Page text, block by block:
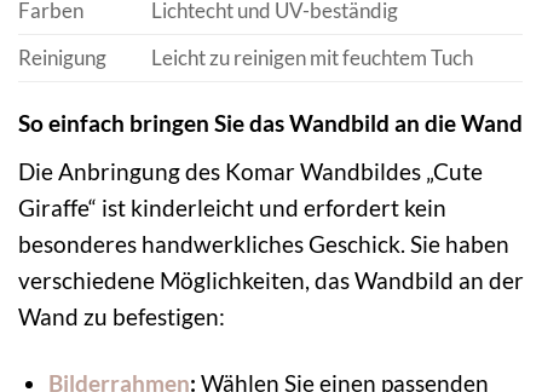
Farben
Lichtecht und UV-beständig
Reinigung
Leicht zu reinigen mit feuchtem Tuch
So einfach bringen Sie das Wandbild an die Wand
Die Anbringung des Komar Wandbildes „Cute
Giraffe“ ist kinderleicht und erfordert kein
besonderes handwerkliches Geschick. Sie haben
verschiedene Möglichkeiten, das Wandbild an der
Wand zu befestigen:
Bilderrahmen: Wählen Sie einen passenden